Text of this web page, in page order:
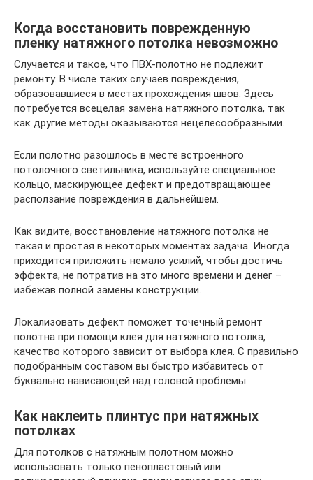
Когда восстановить поврежденную
пленку натяжного потолка невозможно
Случается и такое, что ПВХ-полотно не подлежит
ремонту. В числе таких случаев повреждения,
образовавшиеся в местах прохождения швов. Здесь
потребуется всецелая замена натяжного потолка, так
как другие методы оказываются нецелесообразными.
Если полотно разошлось в месте встроенного
потолочного светильника, используйте специальное
кольцо, маскирующее дефект и предотвращающее
расползание повреждения в дальнейшем.
Как видите, восстановление натяжного потолка не
такая и простая в некоторых моментах задача. Иногда
приходится приложить немало усилий, чтобы достичь
эффекта, не потратив на это много времени и денег –
избежав полной замены конструкции.
Локализовать дефект поможет точечный ремонт
полотна при помощи клея для натяжного потолка,
качество которого зависит от выбора клея. С правильно
подобранным составом вы быстро избавитесь от
буквально нависающей над головой проблемы.
Как наклеить плинтус при натяжных
потолках
Для потолков с натяжным полотном можно
использовать только пенопластовый или